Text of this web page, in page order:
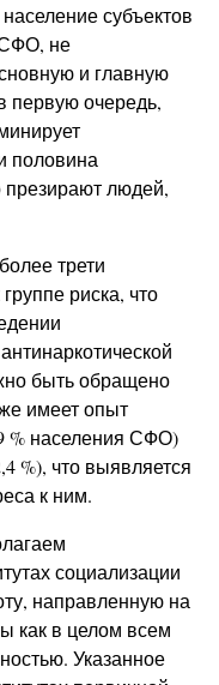
субъектов
не
и главную
первую очередь,
половина
презирают людей,
трети
риска, что
быть обращено
имеет опыт
% населения СФО)
%), что выявляется
к ним.
социализации
направленную на
как в целом всем
Указанное